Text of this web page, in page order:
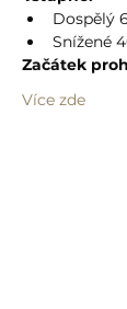
Dospělý
Snížené
Začátek
Více zde